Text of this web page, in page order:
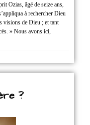
Ozias, âgé de seize ans,
à rechercher Dieu
visions de Dieu ; et tant
» Nous avons ici,
?